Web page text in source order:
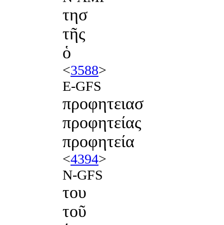
τησ
τῆς
ὁ
<3588>
E-GFS
προφητειασ
προφητείας
προφητεία
<4394>
N-GFS
του
τοῦ